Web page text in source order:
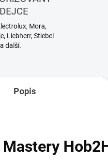
Mora,
Liebherr, Stiebel
další.
Popis
Mastery